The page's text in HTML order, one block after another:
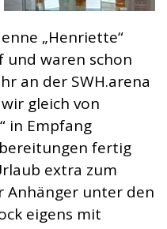
„Henriette“
und waren schon
an der SWH.arena
gleich von
in Empfang
fertig
extra zum
Anhänger unter den
eigens mit